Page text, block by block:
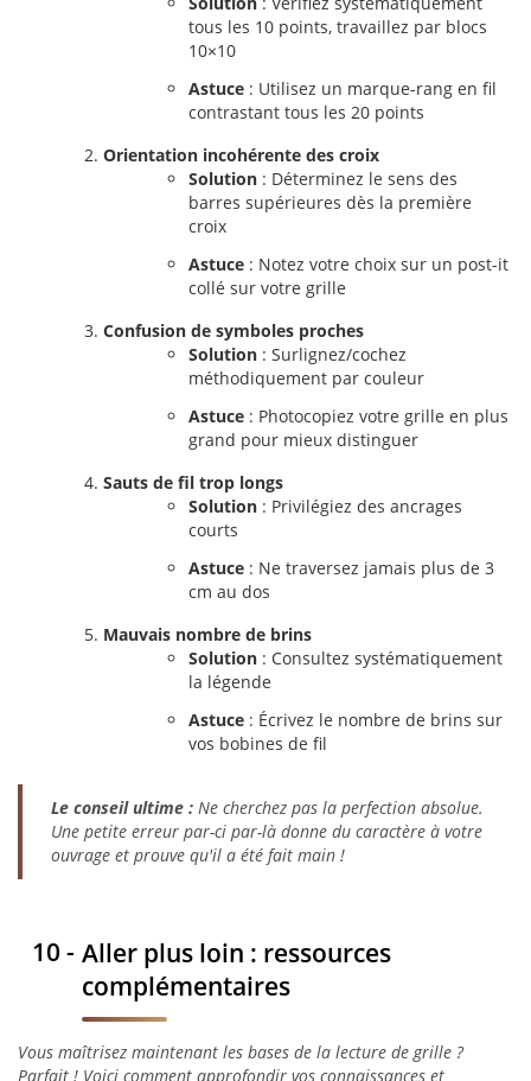
tous les 10 points, travaillez par blocs
10×10
Astuce : Utilisez un marque-rang en fil
contrastant tous les 20 points
Orientation incohérente des croix
Solution : Déterminez le sens des
barres supérieures dès la première
croix
Astuce : Notez votre choix sur un post-it
collé sur votre grille
Confusion de symboles proches
Solution : Surlignez/cochez
méthodiquement par couleur
Astuce : Photocopiez votre grille en plus
grand pour mieux distinguer
Sauts de fil trop longs
Solution : Privilégiez des ancrages
courts
Astuce : Ne traversez jamais plus de 3
cm au dos
Mauvais nombre de brins
Solution : Consultez systématiquement
la légende
Astuce : Écrivez le nombre de brins sur
vos bobines de fil
Le conseil ultime : Ne cherchez pas la perfection absolue.
Une petite erreur par-ci par-là donne du caractère à votre
ouvrage et prouve qu'il a été fait main !
Aller plus loin : ressources
complémentaires
Vous maîtrisez maintenant les bases de la lecture de grille ?
Parfait ! Voici comment approfondir vos connaissances et